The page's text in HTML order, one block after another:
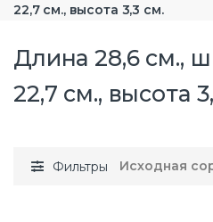
22,7 см., высота 3,3 см.
Длина 28,6 см.,
22,7 см., высота
Фильтры